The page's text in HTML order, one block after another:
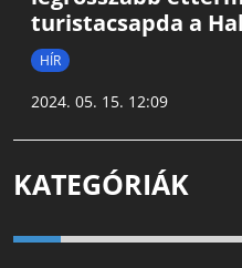
turistacsapda a
HÍR
2024. 05. 15. 12:09
KATEGÓRIÁK